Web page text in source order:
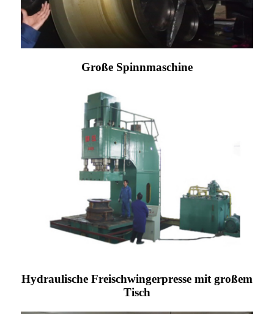
Große Spinnmaschine
Hydraulische Freischwingerpresse mit großem
Tisch